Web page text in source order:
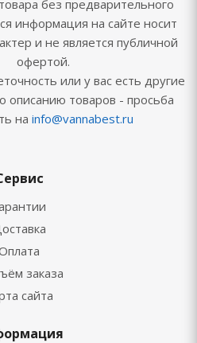
без предварительного
информация на сайте носит
и не является публичной
офертой.
или у вас есть другие
описанию товаров - просьба
на info@vannabest.ru
заказа
сайта